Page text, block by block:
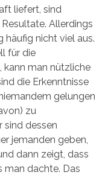
liefert, sind
Allerdings
häufig nicht viel aus.
für die
man nützliche
die Erkenntnisse
gelungen
zu
sind dessen
jemanden geben,
dann zeigt, dass
man dachte. Das